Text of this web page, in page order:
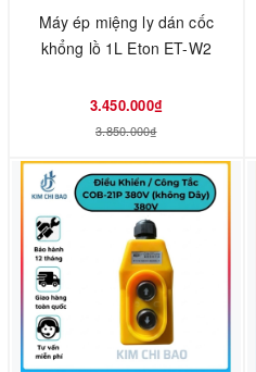
Máy ép miệng ly dán cốc
khổng lồ 1L Eton ET-W2
3.450.000₫
3.850.000₫